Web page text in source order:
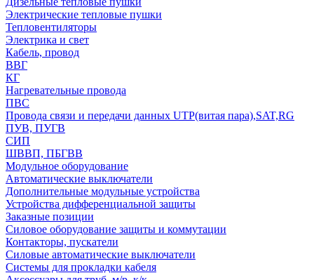
Электрические тепловые пушки
Тепловентиляторы
Электрика и свет
Кабель, провод
ВВГ
КГ
Нагревательные провода
ПВС
Провода связи и передачи данных UTP(витая пара),SAT,RG
ПУВ, ПУГВ
СИП
ШВВП, ПБГВВ
Модульное оборудование
Автоматические выключатели
Дополнительные модульные устройства
Устройства дифференциальной защиты
Заказные позиции
Силовое оборудование защиты и коммутации
Контакторы, пускатели
Силовые автоматические выключатели
Системы для прокладки кабеля